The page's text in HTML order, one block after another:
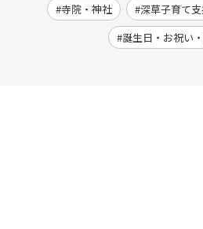
寺院・神社
深草子育て
誕生日・お祝い